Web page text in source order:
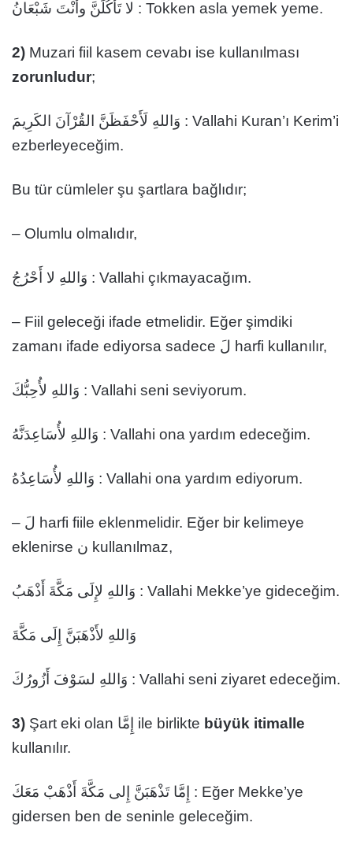
لا تَأْكُلَنَّ وأَنْتَ شَبْعَانُ : Tokken asla yemek yeme.
2) Muzari fiil kasem cevabı ise kullanılması
zorunludur;
وَاللهِ لَأَحْفَظَنَّ القُرْآنَ الكَرِيمَ : Vallahi Kuran’ı Kerim’i
ezberleyeceğim.
Bu tür cümleler şu şartlara bağlıdır;
– Olumlu olmalıdır,
وَاللهِ لا أَحْرُجُ : Vallahi çıkmayacağım.
– Fiil geleceği ifade etmelidir. Eğer şimdiki
zamanı ifade ediyorsa sadece لَ harfi kullanılır,
وَاللهِ لأُحِبُّكَ : Vallahi seni seviyorum.
وَاللهِ لأُسَاعِدَنَّهُ : Vallahi ona yardım edeceğim.
وَاللهِ لأُسَاعِدُهُ : Vallahi ona yardım ediyorum.
– لَ harfi fiile eklenmelidir. Eğer bir kelimeye
eklenirse ن kullanılmaz,
وَاللهِ لإِلَى مَكَّةَ أَذْهَبُ : Vallahi Mekke’ye gideceğim.
وَاللهِ لأَذْهَبَنَّ إِلَى مَكَّةَ
وَاللهِ لسَوْفَ أَزُورُكَ : Vallahi seni ziyaret edeceğim.
3) Şart eki olan إِمَّا ile birlikte büyük itimalle
kullanılır.
إِمَّا تَذْهَبَنَّ إِلى مَكَّةَ أَذْهَبْ مَعَكَ : Eğer Mekke’ye
gidersen ben de seninle geleceğim.